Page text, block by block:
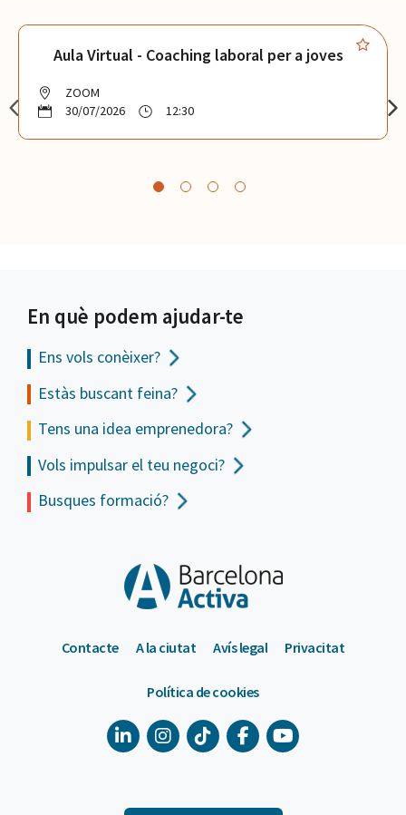
Aula Virtual - Coaching laboral per a joves
ZOOM
30/07/2026
12:30
En què podem ajudar-te
Ens vols conèixer?
Estàs buscant feina?
Tens una idea emprenedora?
Vols impulsar el teu negoci?
Busques formació?
Contacte A la ciutat Avís legal Privacitat
Política de cookies